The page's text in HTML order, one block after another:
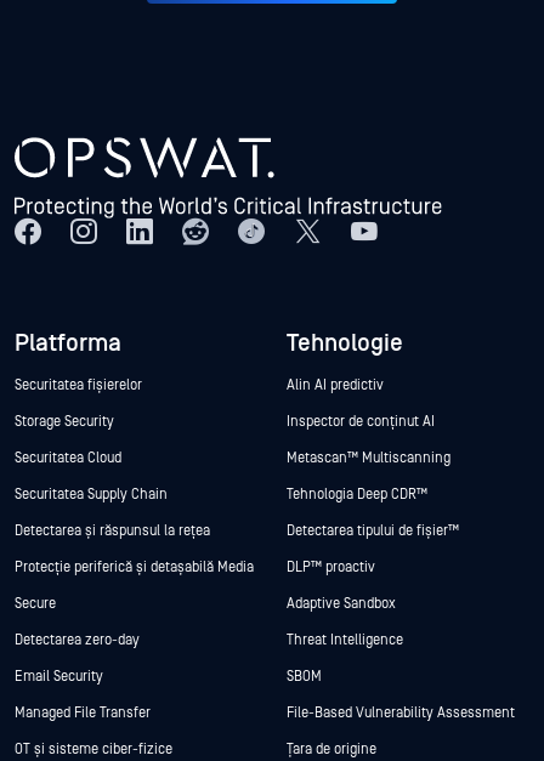
Platforma
Securitatea fișierelor
Storage Security
Securitatea Cloud
Securitatea Supply Chain
Detectarea și răspunsul la rețea
Protecție periferică și detașabilă Media
Secure
Detectarea zero-day
Email Security
Managed File Transfer
OT și sisteme ciber-fizice
Tehnologie
Alin AI predictiv
Inspector de conținut AI
Metascan™ Multiscanning
Tehnologia Deep CDR™
Detectarea tipului de fișier™
DLP™ proactiv
Adaptive Sandbox
Threat Intelligence
SBOM
File-Based Vulnerability Assessment
Țara de origine